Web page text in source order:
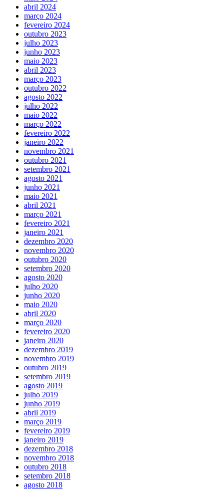
abril 2024
março 2024
fevereiro 2024
outubro 2023
julho 2023
junho 2023
maio 2023
abril 2023
março 2023
outubro 2022
agosto 2022
julho 2022
maio 2022
março 2022
fevereiro 2022
janeiro 2022
novembro 2021
outubro 2021
setembro 2021
agosto 2021
junho 2021
maio 2021
abril 2021
março 2021
fevereiro 2021
janeiro 2021
dezembro 2020
novembro 2020
outubro 2020
setembro 2020
agosto 2020
julho 2020
junho 2020
maio 2020
abril 2020
março 2020
fevereiro 2020
janeiro 2020
dezembro 2019
novembro 2019
outubro 2019
setembro 2019
agosto 2019
julho 2019
junho 2019
abril 2019
março 2019
fevereiro 2019
janeiro 2019
dezembro 2018
novembro 2018
outubro 2018
setembro 2018
agosto 2018